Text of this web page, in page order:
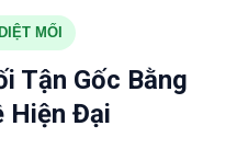
MỐI
Tận Gốc Bằng
Hiện Đại